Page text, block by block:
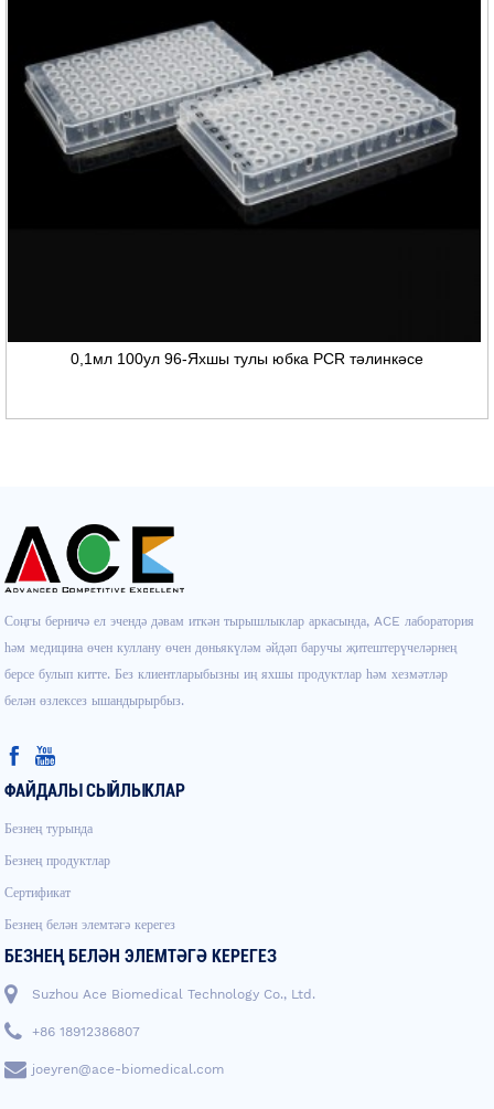
0,1мл 100ул 96-Яхшы тулы юбка PCR тәлинкәсе
Соңгы берничә ел эчендә дәвам иткән тырышлыклар аркасында, ACE лаборатория
һәм медицина өчен куллану өчен дөньякүләм әйдәп баручы җитештерүчеләрнең
берсе булып китте. Без клиентларыбызны иң яхшы продуктлар һәм хезмәтләр
белән өзлексез ышандырырбыз.
ФАЙДАЛЫ СЫЙЛЫКЛАР
Безнең турында
Безнең продуктлар
Сертификат
Безнең белән элемтәгә керегез
БЕЗНЕҢ БЕЛӘН ЭЛЕМТӘГӘ КЕРЕГЕЗ
Suzhou Ace Biomedical Technology Co., Ltd.
+86 18912386807
joeyren@ace-biomedical.com